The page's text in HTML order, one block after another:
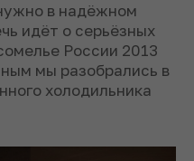
в надёжном
идёт о серьёзных
России 2013
мы разобрались в
холодильника